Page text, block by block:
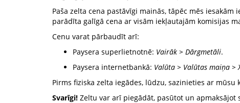
Paša zelta cena pastāvīgi mainās, tāpēc mēs
parādīta galīgā cena ar visām iekļautajām komisijas
Cenu varat pārbaudīt arī:
Paysera superlietnotnē: Vairāk > Dārgmetāli.
Paysera internetbankā: Valūta > Valūtas maiņa >
Pirms fiziska zelta iegādes, lūdzu, sazinieties ar
Svarīgi! Zeltu var arī piegādāt, pasūtot un